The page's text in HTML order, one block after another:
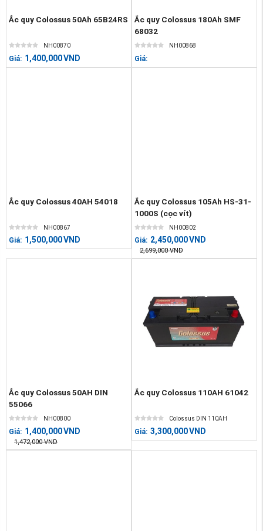
Ắc quy Colossus 50Ah 65B24RS
NH00870
Giá: 1,400,000VND
Ắc quy Colossus 180Ah SMF
68032
NH00868
Giá:
Ắc quy Colossus 40AH 54018
NH00867
Giá: 1,500,000VND
Ắc quy Colossus 105Ah HS-31-
1000S (cọc vít)
NH00802
Giá: 2,450,000VND
2,699,000 VND
Ắc quy Colossus 50AH DIN
55066
NH00800
Giá: 1,400,000VND
1,472,000 VND
Ắc quy Colossus 110AH 61042
Colossus DIN 110AH
Giá: 3,300,000VND